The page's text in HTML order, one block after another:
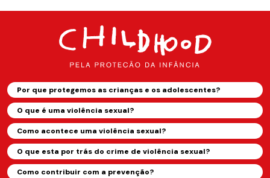
Por que protegemos as crianças e os adolescentes?
O que é uma violência sexual?
Como acontece uma violência sexual?
O que esta por trás do crime de violência sexual?
Como contribuir com a prevenção?